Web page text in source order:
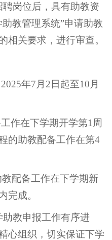
岗位后，具有助教资
助教管理系统”申请助教
相关要求，进行审查。
年7月2日起至10月
作在下学期开学第1周
的助教配备工作在第4
配备工作在下学期新
完成。
教申报工作有序进
心组织，切实保证下学